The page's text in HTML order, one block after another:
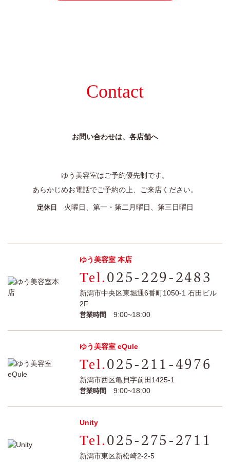
Contact
お問い合わせは、各店舗へ
ゆう美容室はご予約優先制です。
あらかじめお電話でご予約の上、ご来店ください。
定休日 火曜日、第一・第二月曜日、第三日曜日
ゆう美容室 本店
025-229-2483
新潟市中央区東堀通6番町1050-1 石田ビル
2F
営業時間 9:00~18:00
ゆう美容室 eQule
025-211-4976
新潟市西区亀貝字前田1425-1
営業時間 9:00~18:00
Unity
025-275-2711
新潟市東区新松崎2-2-5